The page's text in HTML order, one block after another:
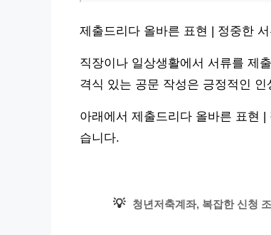
제출드리다 올바른 표현 | 정중한
직장이나 일상생활에서 서류를 제
격식 있는 공문 작성은 긍정적인
아래에서 제출드리다 올바른 표현
습니다.
💡 청년저축계좌, 복잡한 신청